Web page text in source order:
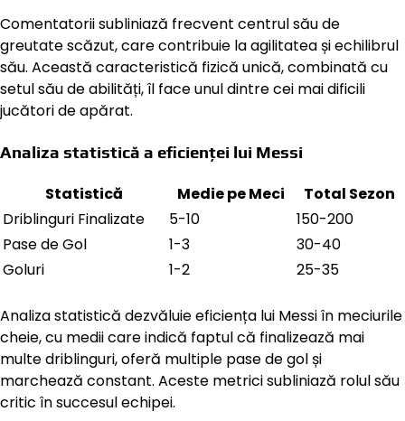
Comentatorii subliniază frecvent centrul său de
greutate scăzut, care contribuie la agilitatea și echilibrul
său. Această caracteristică fizică unică, combinată cu
setul său de abilități, îl face unul dintre cei mai dificili
jucători de apărat.
Analiza statistică a eficienței lui Messi
Statistică Medie pe Meci
Total Sezon
Driblinguri Finalizate
5-10
150-200
Pase de Gol
1-3
30-40
Goluri
1-2 25-35
Analiza statistică dezvăluie eficiența lui Messi în meciurile
cheie, cu medii care indică faptul că finalizează mai
multe driblinguri, oferă multiple pase de gol și
marchează constant. Aceste metrici subliniază rolul său
critic în succesul echipei.